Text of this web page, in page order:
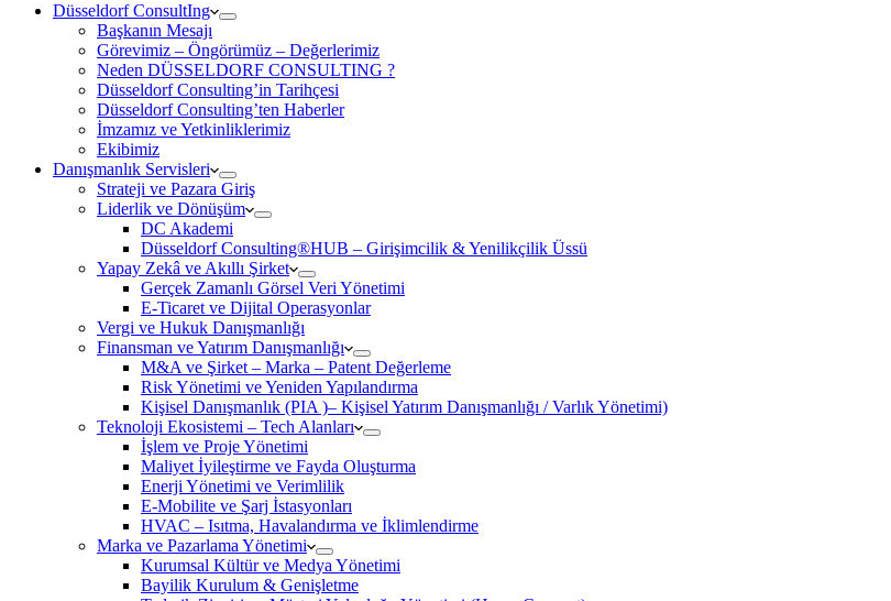
Düsseldorf ConsultIng
Başkanın Mesajı
Görevimiz – Öngörümüz – Değerlerimiz
Neden DÜSSELDORF CONSULTING ?
Düsseldorf Consulting’in Tarihçesi
Düsseldorf Consulting’ten Haberler
İmzamız ve Yetkinliklerimiz
Ekibimiz
Danışmanlık Servisleri
Strateji ve Pazara Giriş
Liderlik ve Dönüşüm
DC Akademi
Düsseldorf Consulting®HUB – Girişimcilik & Yenilikçilik Üssü
Yapay Zekâ ve Akıllı Şirket
Gerçek Zamanlı Görsel Veri Yönetimi
E-Ticaret ve Dijital Operasyonlar
Vergi ve Hukuk Danışmanlığı
Finansman ve Yatırım Danışmanlığı
M&A ve Şirket – Marka – Patent Değerleme
Risk Yönetimi ve Yeniden Yapılandırma
Kişisel Danışmanlık (PIA )– Kişisel Yatırım Danışmanlığı / Varlık Yönetimi)
Teknoloji Ekosistemi – Tech Alanları
İşlem ve Proje Yönetimi
Maliyet İyileştirme ve Fayda Oluşturma
Enerji Yönetimi ve Verimlilik
E-Mobilite ve Şarj İstasyonları
HVAC – Isıtma, Havalandırma ve İklimlendirme
Marka ve Pazarlama Yönetimi
Kurumsal Kültür ve Medya Yönetimi
Bayilik Kurulum & Genişletme